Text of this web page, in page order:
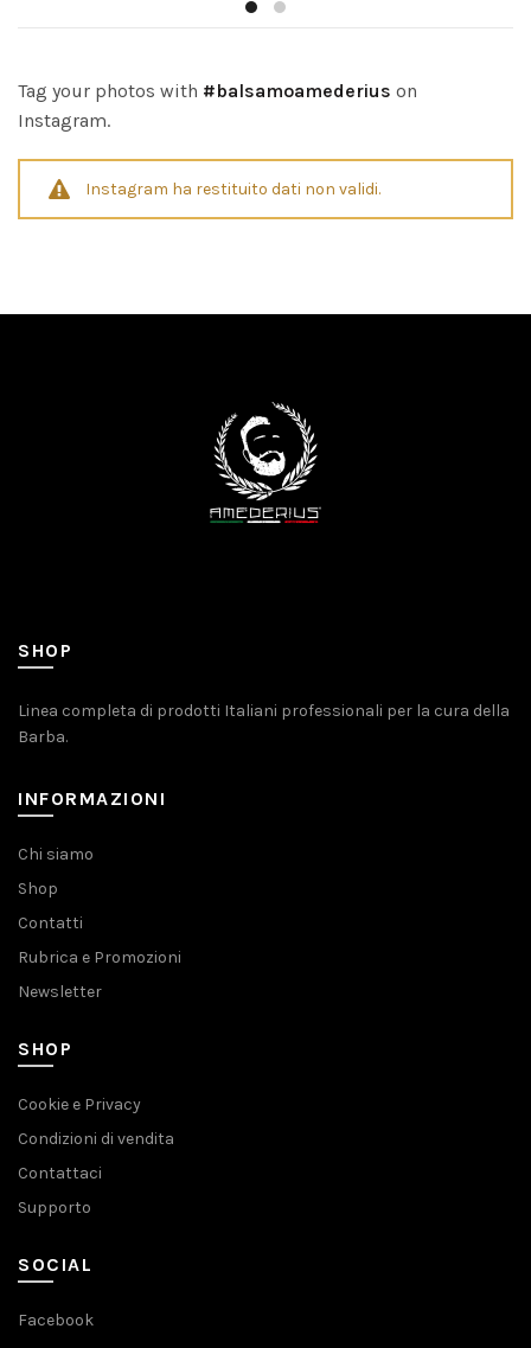
opzioni
possono
scelte
nella
pagina
opzioni
scelte
nella
pagina
Tag your photos with #balsamoamederius on
Instagram.
Instagram ha restituito dati non validi.
SHOP
Linea completa di prodotti Italiani professionali per la cura della
Barba.
INFORMAZIONI
Chi siamo
Shop
Contatti
Rubrica e Promozioni
Newsletter
SHOP
Cookie e Privacy
Condizioni di vendita
Contattaci
Supporto
SOCIAL
Facebook